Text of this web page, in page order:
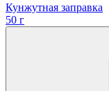
Кунжутная заправка
50 г